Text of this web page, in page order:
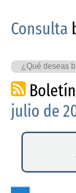
Consulta
julio de